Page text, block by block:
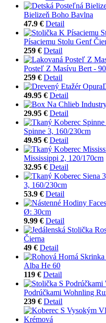
Bielizeň Boho Bavlna
47.9 € Detail
Písaciemu Stolu Genf
259 € Detail
Posteľ Z Masívu Bert -
259 € Detail
49.95 € Detail
29.95 € Detail
Spinne 3, 160/230cm
49.95 € Detail
Mississippi 2, 120/170cm
32.95 € Detail
3, 160/230cm
53.9 € Detail
Ø: 30cm
9.99 € Detail
Čierna
49 € Detail
Alba He 60
119 € Detail
Podrúčkami Wohnling
239 € Detail